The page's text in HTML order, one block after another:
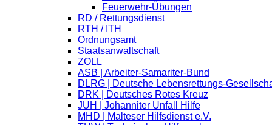
Feuerwehr-Übungen
RD / Rettungsdienst
RTH / ITH
Ordnungsamt
Staatsanwaltschaft
ZOLL
ASB | Arbeiter-Samariter-Bund
DLRG | Deutsche Lebensrettungs-
DRK | Deutsches Rotes Kreuz
JUH | Johanniter Unfall Hilfe
MHD | Malteser Hilfsdienst e.V.